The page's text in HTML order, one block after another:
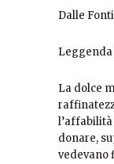
Dalle Fonti
Leggenda
La dolce
l’affabilità
donare,
vedevano